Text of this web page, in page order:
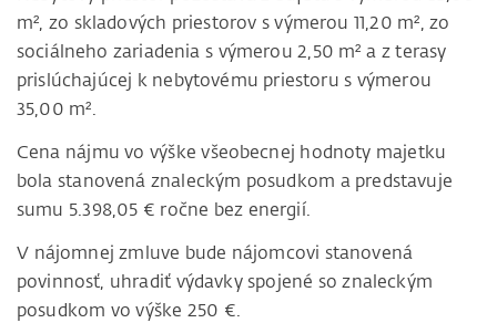
m², zo skladových priestorov s výmerou 11,20 m², zo
sociálneho zariadenia s výmerou 2,50 m² a z terasy
prislúchajúcej k nebytovému priestoru s výmerou
35,00 m².
Cena nájmu vo výške všeobecnej hodnoty majetku
bola stanovená znaleckým posudkom a predstavuje
sumu 5.398,05 € ročne bez energií.
V nájomnej zmluve bude nájomcovi stanovená
povinnosť, uhradiť výdavky spojené so znaleckým
posudkom vo výške 250 €.